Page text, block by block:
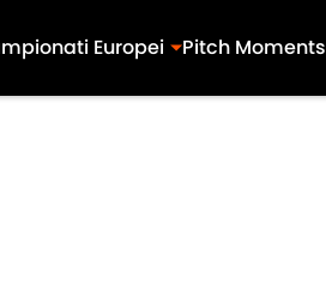
Europei Pitch Moments